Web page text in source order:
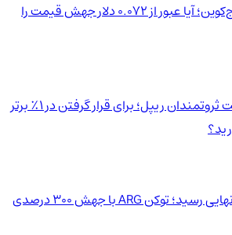
تحلیل قیمت دوج‌کوین؛ آیا عبور از ۰.۰۷۲ دلار جهش قیمت را
به‌روزرسانی لیست ثروتمندان ریپل؛ برای قرار گرفتن در ۱٪ برتر
آرژانتین به نیمه‌نهایی رسید؛ توکن ARG با جهش ۳۰۰ درصدی